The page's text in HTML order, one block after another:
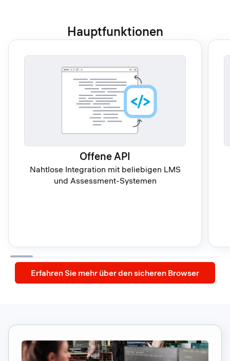
Hauptfunktionen
Offene API
Nahtlose Integration mit beliebigen LMS
und Assessment-Systemen
Erfahren Sie mehr über den sicheren Browser